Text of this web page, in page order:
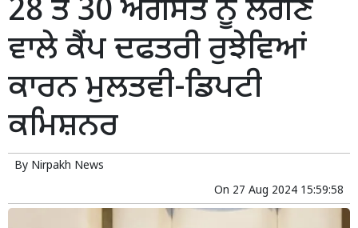
28 ਤੇ 30 ਅਗਸਤ ਨੂੰ ਲੱਗਣ
ਵਾਲੇ ਕੈਂਪ ਦਫਤਰੀ ਰੁਝੇਵਿਆਂ
ਕਾਰਨ ਮੁਲਤਵੀ-ਡਿਪਟੀ
ਕਮਿਸ਼ਨਰ
By Nirpakh News
On 27 Aug 2024 15:59:58